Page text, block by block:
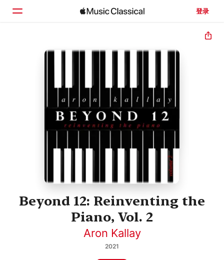
登录
主页
Beyond 12: Reinventing the
Piano, Vol. 2
Aron Kallay
2021